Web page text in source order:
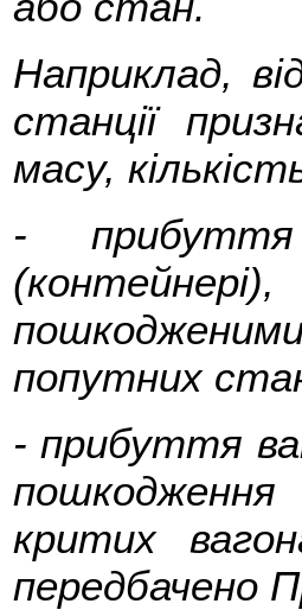
Наприклад,
станції
масу,
-
попутних
- прибуття
критих
передбачено